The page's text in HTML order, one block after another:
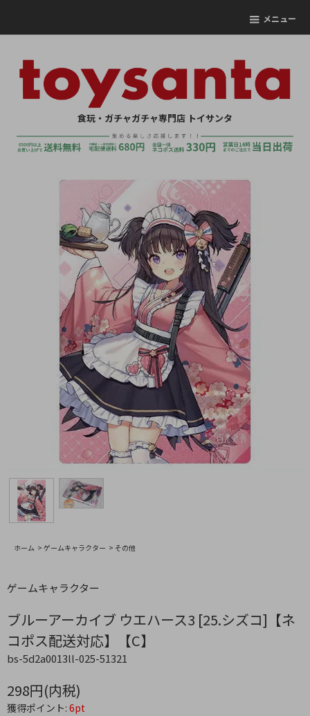
メニュー
食玩・ガチャガチャ専門店 トイサンタ
ホーム > ゲームキャラクター > その他
ゲームキャラクター
ブルーアーカイブ ウエハース3 [25.シズコ]【ネ
コポス配送対応】【C】
bs-5d2a0013ll-025-51321
298円(内税)
獲得ポイント: 6pt